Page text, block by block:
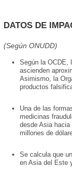
DATOS DE
(Según ONUDD)
Según la OCDE,
ascienden
Asimismo, la
productos
Una de las
medicinas
desde Asia
millones de
Se calcula que
en Asia del Este